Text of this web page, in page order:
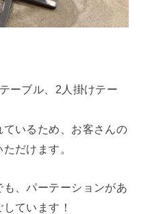
ーブル、2人掛けテー
いるため、お客さんの
だけます。
、パーテーションがあ
ています！